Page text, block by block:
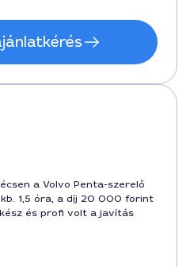
a Volvo Penta-szerelő
1,5 óra, a díj 20 000 forint
és profi volt a javítás